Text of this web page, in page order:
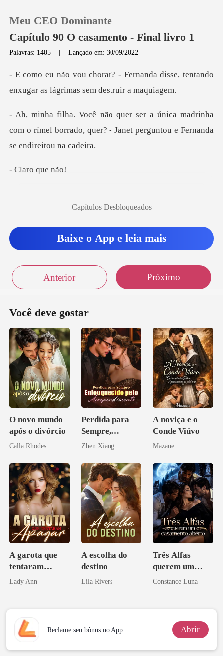
0
Histórico
Meu CEO Dominante
Capítulo 90 O casamento - Final livro 1
Palavras: 1405 |Lançado em: 30/09/2022
nanda disse, tentando
enxugar as
madrinha
com o rímel borrado, quer? - Janet p
ro qu
Fernanda
Capítulos Desbloqueados
Baixe o App e leia mais
Anterior Próximo
Você deve gostar
O novo mundo
após o divórcio
Calla Rhodes
Perdida para
Sempre,
Enlouquecido
Arrependiment
o
Zhen Xiang
A noviça e o
Conde Viúvo
Mazane
A garota que
tentaram
apagar
Lady Ann
A escolha do
destino
Lila Rivers
Três Alfas
querem um
casamento
Constance Luna
Reclame seu bônus no App Abrir